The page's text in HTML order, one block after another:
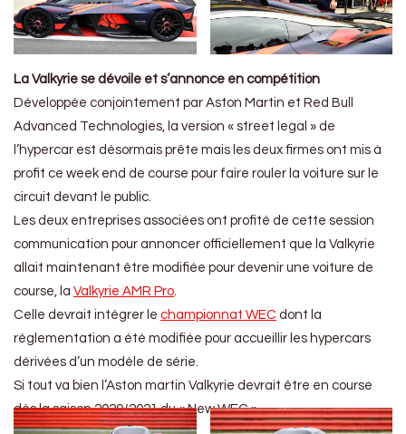
La Valkyrie se dévoile et s’annonce en compétition
Développée conjointement par Aston Martin et Red Bull
Advanced Technologies, la version « street legal » de
l’hypercar est désormais prête mais les deux firmes ont mis à
profit ce week end de course pour faire rouler la voiture sur le
circuit devant le public.
Les deux entreprises associées ont profité de cette session
communication pour annoncer officiellement que la Valkyrie
allait maintenant être modifiée pour devenir une voiture de
course, la Valkyrie AMR Pro.
Celle devrait intégrer le championnat WEC dont la
réglementation a été modifiée pour accueillir les hypercars
dérivées d’un modèle de série.
Si tout va bien l’Aston martin Valkyrie devrait être en course
dès la saison 2020/2021 du « New WEC ».